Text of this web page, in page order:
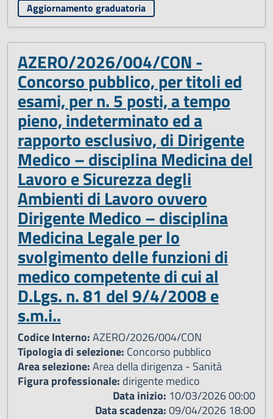
Aggiornamento graduatoria
AZERO/2026/004/CON -
Concorso pubblico, per titoli ed
esami, per n. 5 posti, a tempo
pieno, indeterminato ed a
rapporto esclusivo, di Dirigente
Medico – disciplina Medicina del
Lavoro e Sicurezza degli
Ambienti di Lavoro ovvero
Dirigente Medico – disciplina
Medicina Legale per lo
svolgimento delle funzioni di
medico competente di cui al
D.Lgs. n. 81 del 9/4/2008 e
s.m.i..
Codice Interno:AZERO/2026/004/CON
Tipologia di selezione: Concorso pubblico
Area selezione:Area della dirigenza - Sanità
Figura professionale: dirigente medico
Data inizio: 10/03/2026 00:00
Data scadenza:09/04/2026 18:00